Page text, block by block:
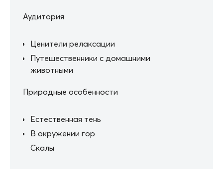
Аудитория
Ценители релаксации
Путешественники с домашними
животными
Природные особенности
Естественная тень
В окружении гор
Скалы